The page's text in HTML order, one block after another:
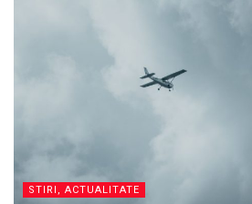
STIRI, ACTUALITATE